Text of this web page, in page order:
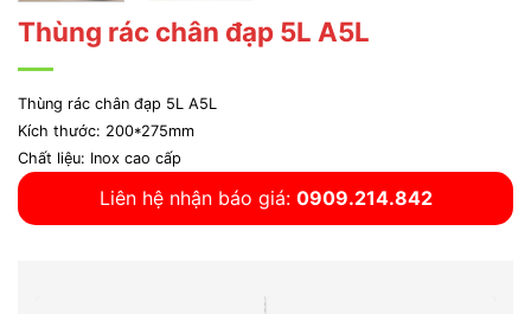
Thùng rác chân đạp 5L A5L
Thùng rác chân đạp 5L A5L
Kích thước: 200*275mm
Chất liệu: Inox cao cấp
Liên hệ nhận báo giá: 0909.214.842